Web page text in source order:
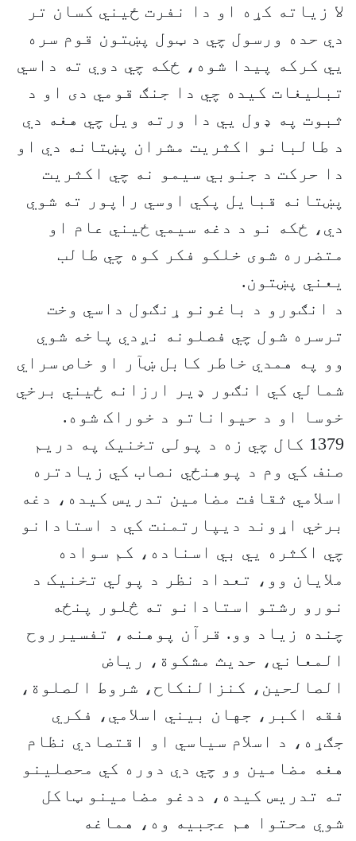
لا زیاته کړه او دا نفرت ځيني کسان تر
دي حده ورسول چي د ټول پښتون قوم سره
يي کرکه پیدا شوه، ځکه چي دوي ته داسي
تبلیغات کیده چي دا جنګ قومي دی او د
ثبوت په ډول يي دا ورته ویل چي هغه دي
د طالبانو اکثریت مشران پښتانه دي او
دا حرکت د جنوبي سیمو نه چي اکثریت
پښتانه قبایل پکي اوسي راپور ته شوي
دي، ځکه نو د دغه سیمي ځيني عام او
متضرره شوی خلکو فکر کوه چي طالب
یعني پښتون.
د انګورو د باغونو ړنګول داسي وخت
ترسره شول چي فصلونه نږدي پاخه شوي
وو په همدي خاطر کابل ښآر او خاص سراي
شمالي کي انګور ډیر ارزانه ځیني برخي
خوسا او د حیواناتو د خوراک شوه.
1379 کال چي زه د پولی تخنیک په دریم
صنف کي وم د پوهنځي نصاب کي زیادتره
اسلامي ثقافت مضامین تدریس کیده، دغه
برخي اړوند دیپارتمنت کي د استادانو
چي اکثره يي بي اسناده، کم سواده
ملایان وو، تعداد نظر د پولي تخنیک د
نورو رشتو استادانو ته څلور پنځه
چنده زیاد وو. قرآن پوهنه، تفسیرروح
المعاني، حدیث مشکوة، ریاض
الصالحین، کنزالنکاح، شروط الصلوة،
فقه اکبر، جهان بیني اسلامي، فکري
جګړه، د اسلام سیاسي او اقتصادي نظام
هغه مضامین وو چي دي دوره کي محصلینو
ته تدریس کیده، ددغو مضامینو ټاکل
شوي محتوا هم عجبیه وه، هماغه